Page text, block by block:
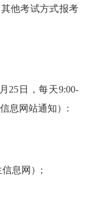
他考试方式报考
25日，每天9:00-
息网站通知）:
信息网）;